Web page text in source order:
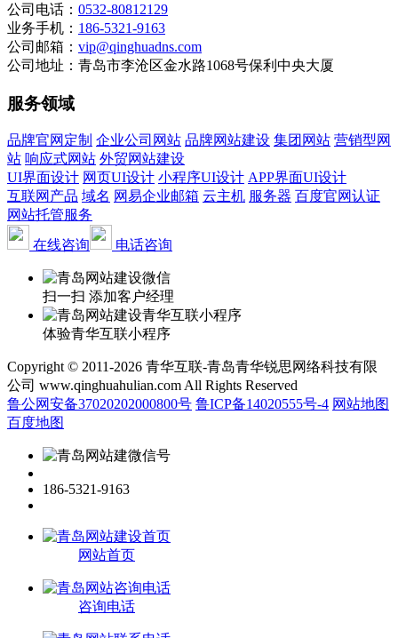
公司电话： 0532-80812129
业务手机： 186-5321-9163
公司邮箱： vip@qinghuadns.com
公司地址：青岛市李沧区金水路1068号保利中央大厦
服务领域
品牌官网定制 企业公司网站 品牌网站建设 集团网站 营销型网
站 响应式网站 外贸网站建设
UI界面设计 网页UI设计 小程序UI设计 APP界面UI设计
互联网产品 域名 网易企业邮箱 云主机 服务器 百度官网认证
网站托管服务
在线咨询
电话咨询
扫一扫 添加客户经理
体验青华互联小程序
Copyright © 2011-2026 青华互联-青岛青华锐思网络科技有限
公司 www.qinghuahulian.com All Rights Reserved
鲁公网安备37020202000800号 鲁ICP备14020555号-4 网站地图
百度地图
186-5321-9163
网站首页
咨询电话